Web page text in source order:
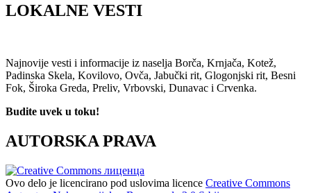
LOKALNE VESTI
Najnovije vesti i informacije iz naselja Borča, Krnjača, Kotež,
Padinska Skela, Kovilovo, Ovča, Jabučki rit, Glogonjski rit, Besni
Fok, Široka Greda, Preliv, Vrbovski, Dunavac i Crvenka.
Budite uvek u toku!
AUTORSKA PRAVA
Ovo delo je licencirano pod uslovima licence Creative Commons